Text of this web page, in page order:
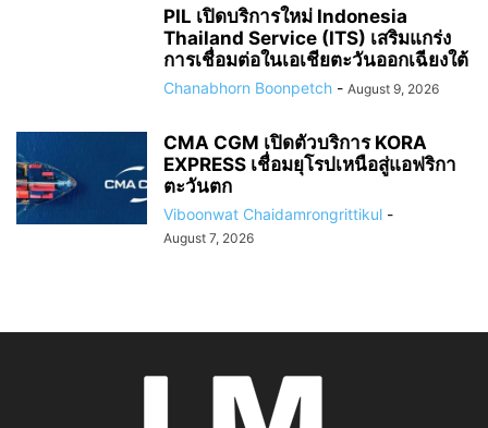
PIL เปิดบริการใหม่ Indonesia
Thailand Service (ITS) เสริมแกร่ง
การเชื่อมต่อในเอเชียตะวันออกเฉียงใต้
Chanabhorn Boonpetch - August 9, 2026
CMA CGM เปิดตัวบริการ KORA
EXPRESS เชื่อมยุโรปเหนือสู่แอฟริกา
ตะวันตก
Viboonwat Chaidamrongrittikul -
August 7, 2026